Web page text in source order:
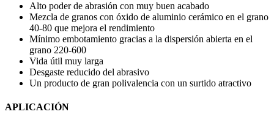
Alto poder de abrasión con muy buen acabado
Mezcla de granos con óxido de aluminio cerámico en el grano
40-80 que mejora el rendimiento
Mínimo embotamiento gracias a la dispersión abierta en el
grano 220-600
Vida útil muy larga
Desgaste reducido del abrasivo
Un producto de gran polivalencia con un surtido atractivo
APLICACIÓN